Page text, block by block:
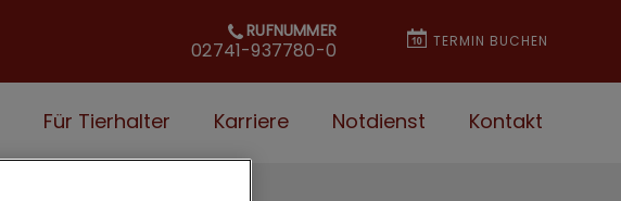
RUFNUMMER
02741-937780-0 TERMIN BUCHEN
Für Tierhalter Karriere Notdienst Kontakt